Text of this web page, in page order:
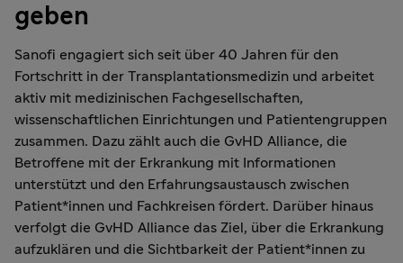
geben
Sanofi engagiert sich seit über 40 Jahren für den
Fortschritt in der Transplantationsmedizin und arbeitet
aktiv mit medizinischen Fachgesellschaften,
wissenschaftlichen Einrichtungen und Patientengruppen
zusammen. Dazu zählt auch die GvHD Alliance, die
Betroffene mit der Erkrankung mit Informationen
unterstützt und den Erfahrungsaustausch zwischen
Patient*innen und Fachkreisen fördert. Darüber hinaus
verfolgt die GvHD Alliance das Ziel, über die Erkrankung
aufzuklären und die Sichtbarkeit der Patient*innen zu